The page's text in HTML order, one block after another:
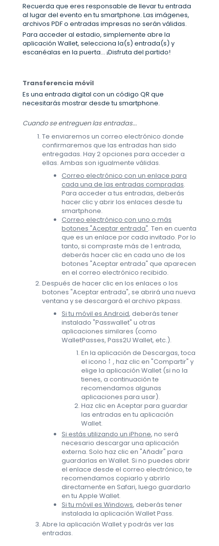
Recuerda que eres responsable de llevar tu entrada
al lugar del evento en tu smartphone. Las imágenes,
archivos PDF o entradas impresas no serán válidas.
Para acceder al estadio, simplemente abre la
aplicación Wallet, selecciona la(s) entrada(s) y
escanéalas en la puerta... ¡Disfruta del partido!
Transferencia móvil
Es una entrada digital con un código QR que
necesitarás mostrar desde tu smartphone.
Cuando se entreguen las entradas...
Te enviaremos un correo electrónico donde
confirmaremos que las entradas han sido
entregadas. Hay 2 opciones para acceder a
ellas. Ambas son igualmente válidas.
Correo electrónico con un enlace para
cada una de las entradas compradas.
Para acceder a tus entradas, deberás
hacer clic y abrir los enlaces desde tu
smartphone.
Correo electrónico con uno o más
botones "Aceptar entrada". Ten en cuenta
que es un enlace por cada invitado. Por lo
tanto, si compraste más de 1 entrada,
deberás hacer clic en cada uno de los
botones "Aceptar entrada" que aparecen
en el correo electrónico recibido.
Después de hacer clic en los enlaces o los
botones "Aceptar entrada", se abrirá una nueva
ventana y se descargará el archivo pkpass.
Si tu móvil es Android, deberás tener
instalado "Passwallet" u otras
aplicaciones similares (como
WalletPasses, Pass2U Wallet, etc.).
En la aplicación de Descargas, toca
el icono ⠇, haz clic en "Compartir" y
elige la aplicación Wallet (si no la
tienes, a continuación te
recomendamos algunas
aplicaciones para usar).
Haz clic en Aceptar para guardar
las entradas en tu aplicación
Wallet.
Si estás utilizando un iPhone, no será
necesario descargar una aplicación
externa. Solo haz clic en "Añadir" para
guardarlas en Wallet. Si no puedes abrir
el enlace desde el correo electrónico, te
recomendamos copiarlo y abrirlo
directamente en Safari, luego guardarlo
en tu Apple Wallet.
Si tu móvil es Windows, deberás tener
instalada la aplicación Wallet Pass.
Abre la aplicación Wallet y podrás ver las
entradas.